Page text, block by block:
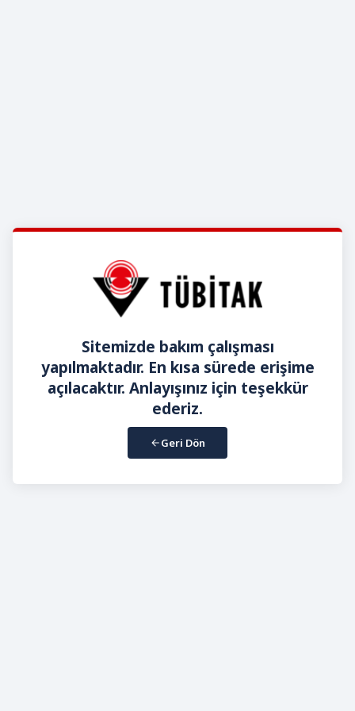
Sitemizde bakım çalışması
yapılmaktadır. En kısa sürede erişime
açılacaktır. Anlayışınız için teşekkür
ederiz.
Geri Dön